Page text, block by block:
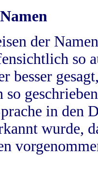
der
so
besser
so
in
wurde,